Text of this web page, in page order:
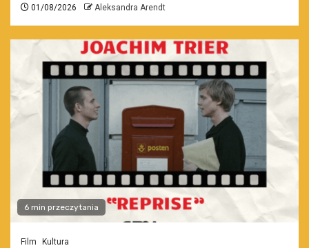
01/08/2026 Aleksandra Arendt
6 min przeczytania
Film Kultura